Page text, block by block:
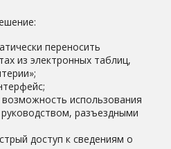
переносить
из электронных таблиц,
использования
разъездными
доступ к сведениям о